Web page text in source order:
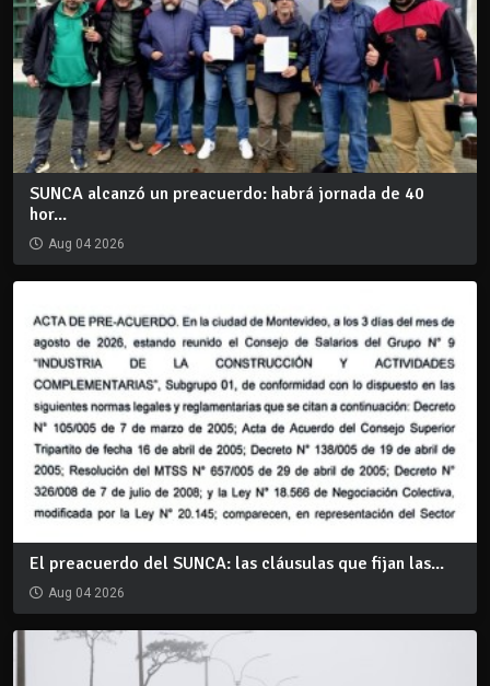
SUNCA alcanzó un preacuerdo: habrá jornada de 40
hor...
Aug 04 2026
El preacuerdo del SUNCA: las cláusulas que fijan las...
Aug 04 2026